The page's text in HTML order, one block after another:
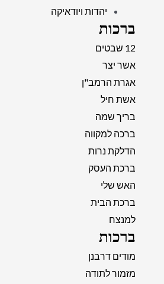
יהדות ויודאיקה
ברכות
12 שבטים
אשר יצר
אגרת הרמב"ן
אשת חיל
בריך שמה
ברכה למקווה
הדלקת נרות
ברכת העסק
האש שלי
ברכת הבית
למנצח
ברכות
מודים דרבנן
מזמור לתודה